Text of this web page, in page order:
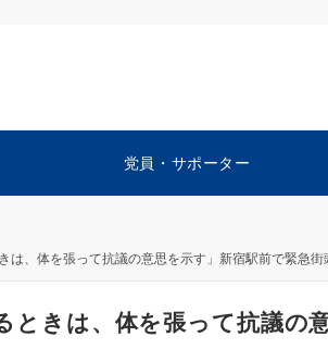
党員・サポーター
は、体を張って抗議の意思を示す」新宿駅前で緊急
ときは、体を張って抗議の